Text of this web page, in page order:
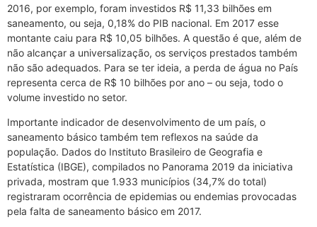
2016, por exemplo, foram investidos R$ 11,33 bilhões em
saneamento, ou seja, 0,18% do PIB nacional. Em 2017 esse
montante caiu para R$ 10,05 bilhões. A questão é que, além de
não alcançar a universalização, os serviços prestados também
não são adequados. Para se ter ideia, a perda de água no País
representa cerca de R$ 10 bilhões por ano – ou seja, todo o
volume investido no setor.
Importante indicador de desenvolvimento de um país, o
saneamento básico também tem reflexos na saúde da
população. Dados do Instituto Brasileiro de Geografia e
Estatística (IBGE), compilados no Panorama 2019 da iniciativa
privada, mostram que 1.933 municípios (34,7% do total)
registraram ocorrência de epidemias ou endemias provocadas
pela falta de saneamento básico em 2017.